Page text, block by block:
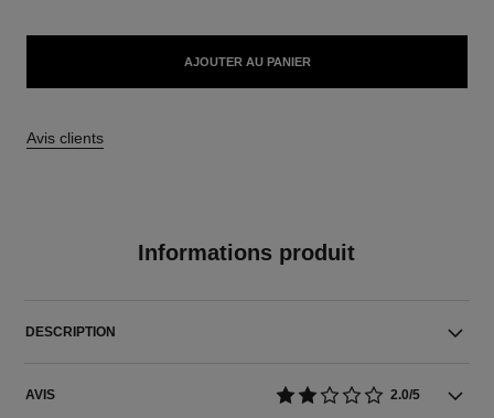
AJOUTER AU PANIER
Avis clients
Informations produit
DESCRIPTION
AVIS 2.0/5